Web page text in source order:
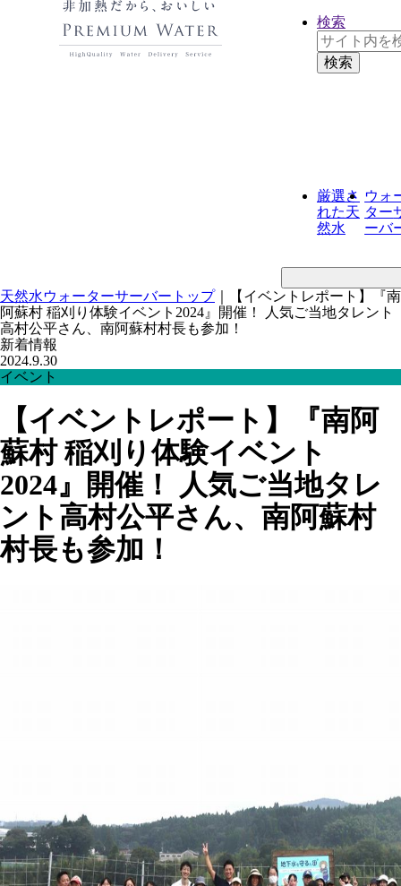
厳選さ
れた天
然水
ウォ
ター
ーバ
検索
天然水ウォーターサーバートップ｜
【イベントレポート】『南
阿蘇村 稲刈り体験イベント2024』開催！ 人気ご当地タレント
高村公平さん、南阿蘇村村長も参加！
新着情報
2024.9.30
イベント
【イベントレポート】『南阿
蘇村 稲刈り体験イベント
2024』開催！ 人気ご当地タレ
ント高村公平さん、南阿蘇村
村長も参加！